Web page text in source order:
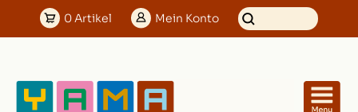
0Artikel Mein Konto